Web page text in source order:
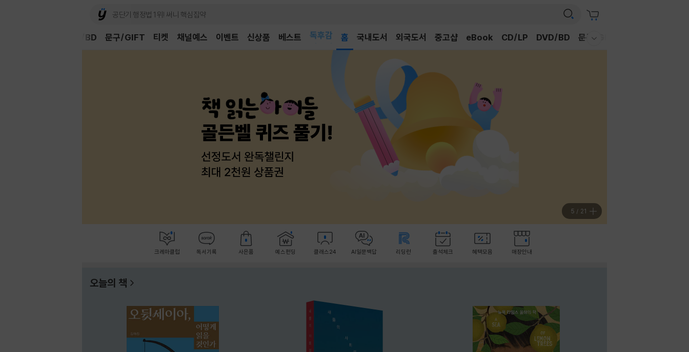
채널예스 이벤트 신상품 베스트
어린이
홈 국내도서 외국도서 중고샵 eBook CD/LP DVD/BD 문구/GIFT
DVD/BD 문구/GIFT 티켓
5 / 21
크레마클럽 독서기록 사은품 예스펀딩 클래스24 AI일문백답 리딩런 출석체크 혜택모음 매장안내
오늘의 책